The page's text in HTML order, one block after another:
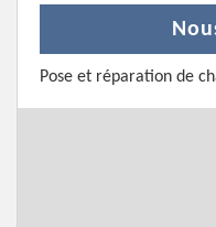
Pose et réparation de